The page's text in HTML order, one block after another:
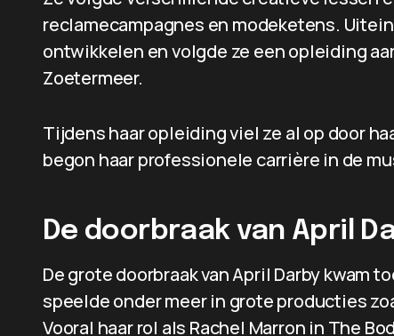
reclamecampagnes en modeketens.
ontwikkelen en volgde ze een opleiding
Zoetermeer.
Tijdens haar opleiding viel ze al op door
begon haar professionele carrière in de
De doorbraak van April
De grote doorbraak van April Darby kwam
speelde onder meer in grote producties
Vooral haar rol als Rachel Marron in The